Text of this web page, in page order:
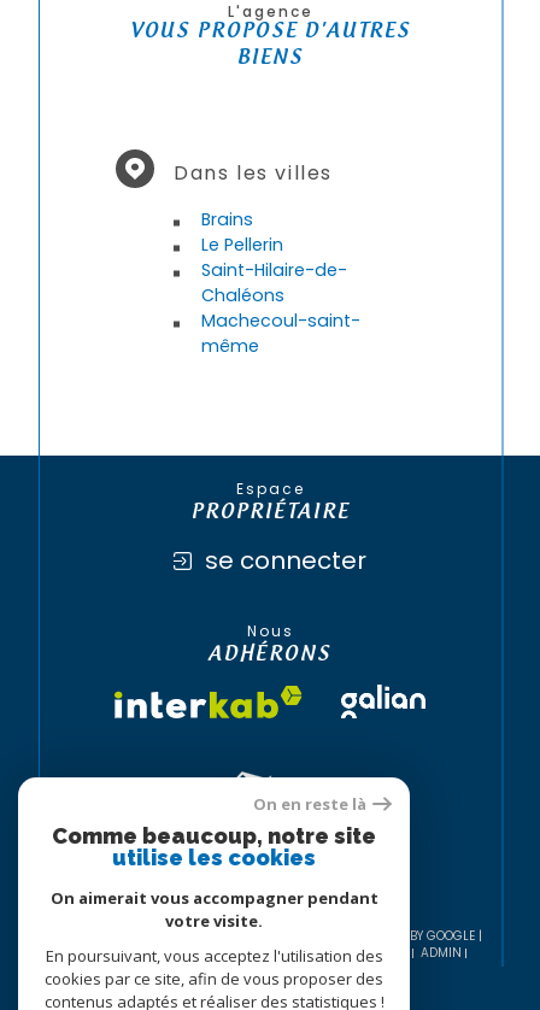
L'agence
VOUS PROPOSE D'AUTRES
BIENS
Dans les villes
Brains
Le Pellerin
Saint-Hilaire-de-
Chaléons
Machecoul-saint-
même
Espace
PROPRIÉTAIRE
se connecter
Nous
ADHÉRONS
© 2026 | TOUS DROITS RÉSERVÉS | TRADUCTION POWERED BY GOOGLE |
NOS HONORAIRES
PLAN DU SITE MENTIONS LÉGALES
ADMIN
NOS LIENS
POLITIQUE RGPD COOKIES
On en reste là
Comme beaucoup, notre site
utilise les cookies
On aimerait vous accompagner pendant
votre visite.
En poursuivant, vous acceptez l'utilisation des
cookies par ce site, afin de vous proposer des
contenus adaptés et réaliser des statistiques !